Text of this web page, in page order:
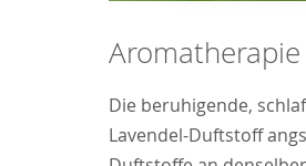
Die beruhigende,
Lavendel-Duftstoff